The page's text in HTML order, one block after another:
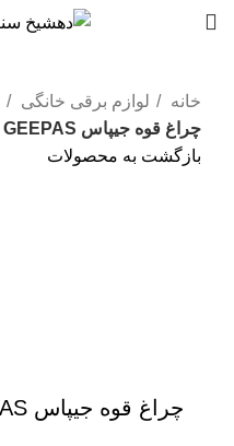
خانه لوازم برقی خانگی
چراغ قوه جیپاس GEEPAS مدل GFL3859
بازگشت به محصولات
چراغ قوه جیپاس GEEPAS مدل GFL3859